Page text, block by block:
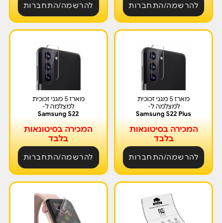
להרשמה/התחברות להרשמה/התחברות
מארז 5 מגני זכוכית
למצלמה ל-
Samsung S22 Plus
המכירה בסיטונאות
בלבד
להרשמה/התחברות
מארז 5 מגני זכוכית
למצלמה ל-
Samsung S22
המכירה בסיטונאות
בלבד
להרשמה/התחברות